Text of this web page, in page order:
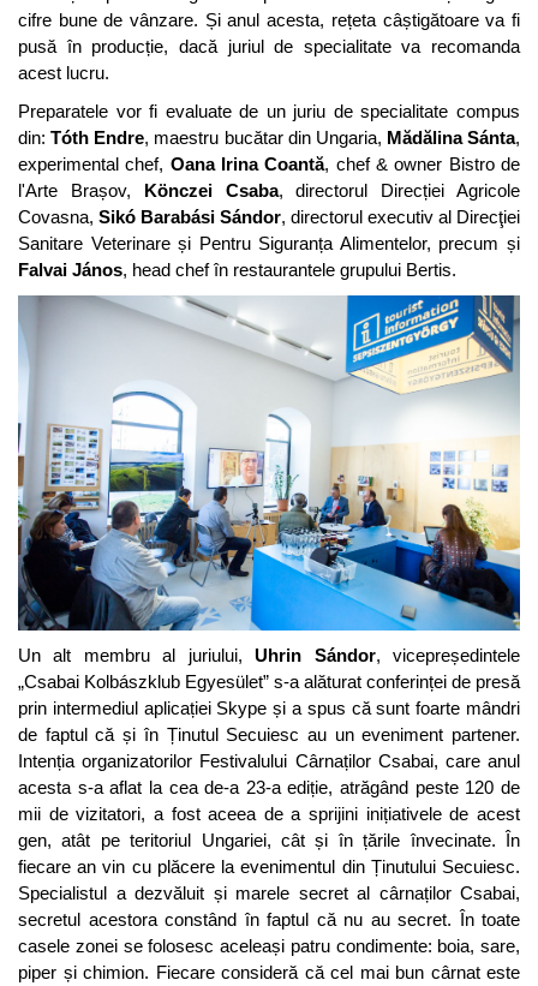
cifre bune de vânzare. Și anul acesta, rețeta câștigătoare va fi
pusă în producție, dacă juriul de specialitate va recomanda
acest lucru.
Preparatele vor fi evaluate de un juriu de specialitate compus
din:Tóth Endre, maestru bucătar din Ungaria, Mădălina Sánta,
experimental chef, Oana Irina Coantă, chef & owner Bistro de
l'Arte Brașov, Könczei Csaba, directorul Direcției Agricole
Covasna, Sikó Barabási Sándor, directorul executiv al Direcţiei
Sanitare Veterinare și Pentru Siguranța Alimentelor, precum și
Falvai János, head chef în restaurantele grupului Bertis.
Un alt membru al juriului,Uhrin Sándor, vicepreședintele
„Csabai Kolbászklub Egyesület” s-a alăturat conferinței de presă
prin intermediul aplicației Skype și a spus că sunt foarte mândri
de faptul că și în Ținutul Secuiesc au un eveniment partener.
Intenția organizatorilor Festivalului Cârnaților Csabai, care anul
acesta s-a aflat la cea de-a 23-a ediție, atrăgând peste 120 de
mii de vizitatori, a fost aceea de a sprijini inițiativele de acest
gen, atât pe teritoriul Ungariei, cât și în țările învecinate. În
fiecare an vin cu plăcere la evenimentul din Ținutului Secuiesc.
Specialistul a dezvăluit și marele secret al cârnaților Csabai,
secretul acestora constând în faptul că nu au secret. În toate
casele zonei se folosesc aceleași patru condimente: boia, sare,
piper și chimion. Fiecare consideră că cel mai bun cârnat este